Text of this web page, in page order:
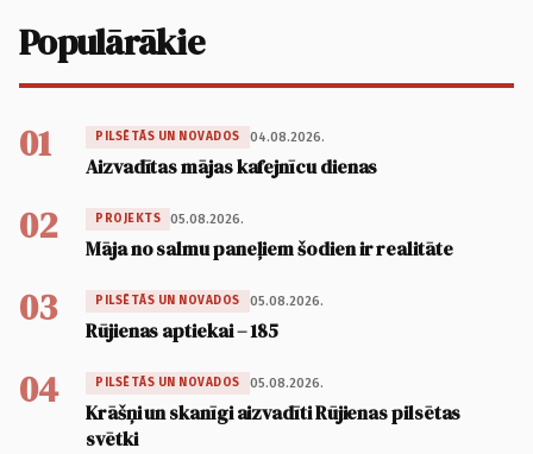
Populārākie
01 PILSĒTĀS UN NOVADOS 04.08.2026.
Aizvadītas mājas kafejnīcu dienas
02 PROJEKTS 05.08.2026.
Māja no salmu paneļiem šodien ir realitāte
03 PILSĒTĀS UN NOVADOS 05.08.2026.
Rūjienas aptiekai – 185
04 PILSĒTĀS UN NOVADOS 05.08.2026.
Krāšņi un skanīgi aizvadīti Rūjienas pilsētas
svētki